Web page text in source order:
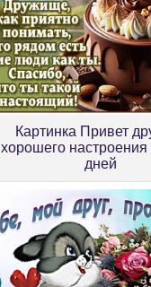
Картинка Привет
хорошего настроения
дней